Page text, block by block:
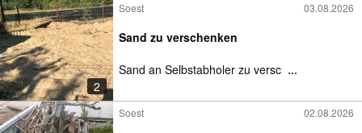
2
Soest 03.08.2026
Sand zu verschenken
Sand an Selbstabholer zu versc ...
Soest 02.08.2026